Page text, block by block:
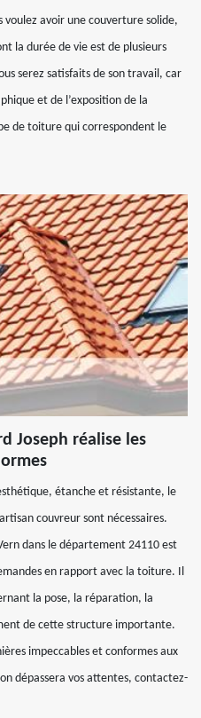
voulez avoir une couverture solide,
la durée de vie est de plusieurs
serez satisfaits de son travail, car
et de l’exposition de la
de toiture qui correspondent le
Joseph réalise les
étanche et résistante, le
couvreur sont nécessaires.
dans le département 24110 est
en rapport avec la toiture. Il
la pose, la réparation, la
de cette structure importante.
impeccables et conformes aux
dépassera vos attentes, contactez-